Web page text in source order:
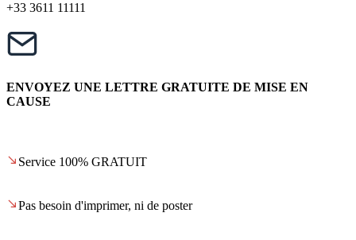
+33 3611 11111
ENVOYEZ UNE LETTRE GRATUITE DE MISE EN
CAUSE
Service 100% GRATUIT
Pas besoin d'imprimer, ni de poster